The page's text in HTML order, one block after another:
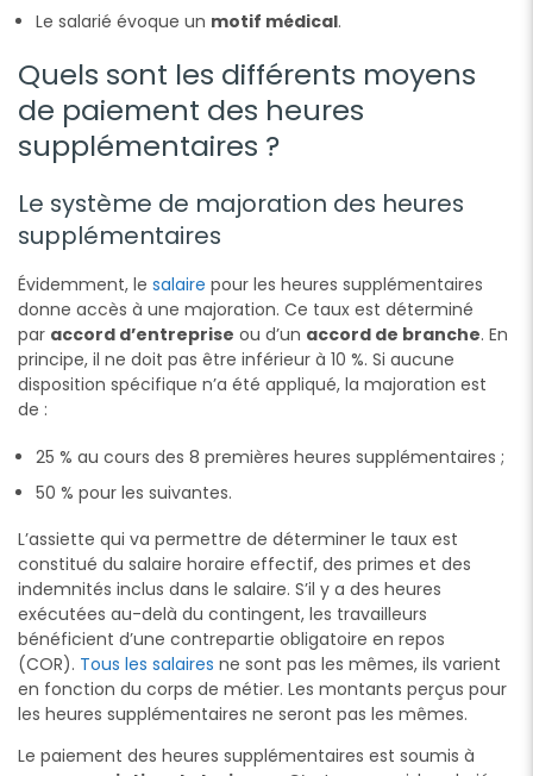
Le salarié évoque un motif médical.
Quels sont les différents moyens
de paiement des heures
supplémentaires ?
Le système de majoration des heures
supplémentaires
Évidemment, le salaire pour les heures supplémentaires
donne accès à une majoration. Ce taux est déterminé
par accord d’entreprise ou d’un accord de branche. En
principe, il ne doit pas être inférieur à 10 %. Si aucune
disposition spécifique n’a été appliqué, la majoration est
de :
25 % au cours des 8 premières heures supplémentaires ;
50 % pour les suivantes.
L’assiette qui va permettre de déterminer le taux est
constitué du salaire horaire effectif, des primes et des
indemnités inclus dans le salaire. S’il y a des heures
exécutées au-delà du contingent, les travailleurs
bénéficient d’une contrepartie obligatoire en repos
(COR). Tous les salaires ne sont pas les mêmes, ils varient
en fonction du corps de métier. Les montants perçus pour
les heures supplémentaires ne seront pas les mêmes.
Le paiement des heures supplémentaires est soumis à